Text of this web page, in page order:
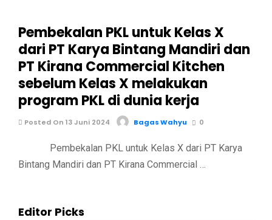
Pembekalan PKL untuk Kelas X
dari PT Karya Bintang Mandiri dan
PT Kirana Commercial Kitchen
sebelum Kelas X melakukan
program PKL di dunia kerja
Posted On 13 Juni 2024 Bagas Wahyu 0
Pembekalan PKL untuk Kelas X dari PT Karya
Bintang Mandiri dan PT Kirana Commercial …
Editor Picks